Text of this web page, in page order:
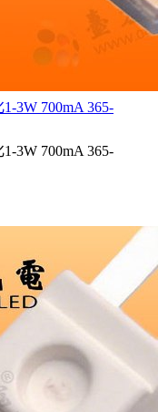
3W 700mA 365-
3W 700mA 365-